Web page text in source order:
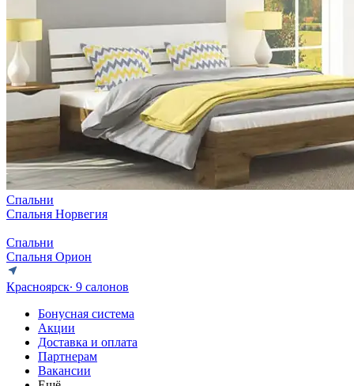
Спальни
Спальня Норвегия
Спальни
Спальня Орион
Красноярск∙ 9 салонов
Бонусная система
Акции
Доставка и оплата
Партнерам
Вакансии